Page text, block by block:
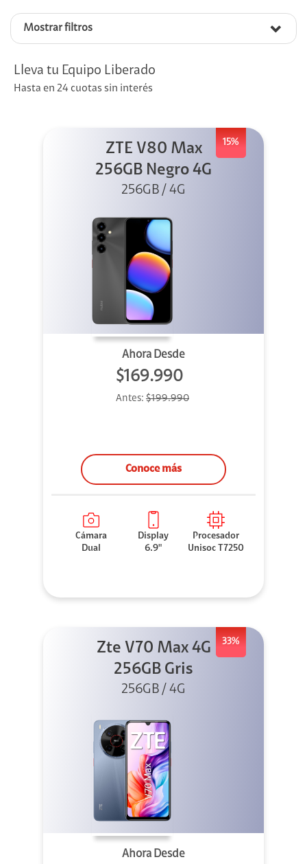
Mostrar filtros
Lleva tu Equipo Liberado
Hasta en 24 cuotas sin interés
15%
ZTE V80 Max
256GB Negro 4G
256GB / 4G
Ahora Desde
$169.990
Antes: $199.990
Conoce más
Cámara
Dual
Display
6.9"
Procesador
Unisoc T7250
33%
Zte V70 Max 4G
256GB Gris
256GB / 4G
Ahora Desde